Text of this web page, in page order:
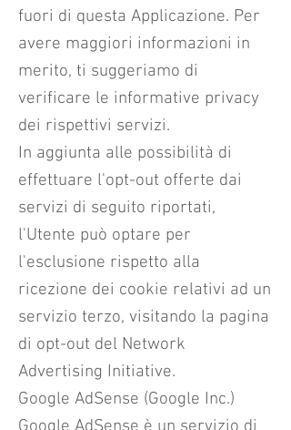
fuori di questa Applicazione. Per
avere maggiori informazioni in
merito, ti suggeriamo di
verificare le informative privacy
dei rispettivi servizi.
In aggiunta alle possibilità di
effettuare l'opt-out offerte dai
servizi di seguito riportati,
l'Utente può optare per
l'esclusione rispetto alla
ricezione dei cookie relativi ad un
servizio terzo, visitando la pagina
di opt-out del Network
Advertising Initiative.
Google AdSense (Google Inc.)